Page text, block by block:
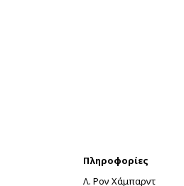
Πληροφορίες
Λ. Ρον Χάμπαρντ